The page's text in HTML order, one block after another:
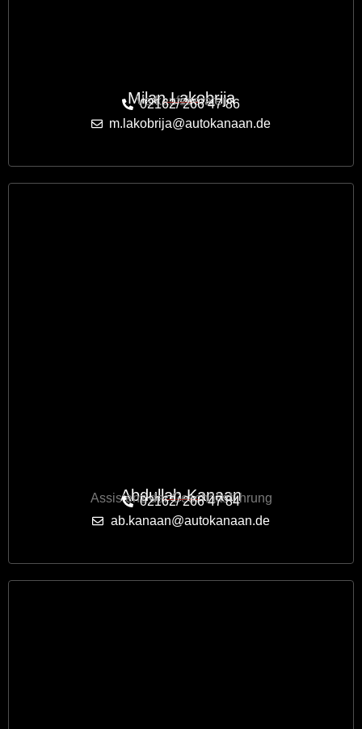
Milan Lakobrija
Verkaufsberater
02162/ 266 47 86
m.lakobrija@autokanaan.de
Abdullah Kanaan
Assistenz der Geschäftsführung
02162/ 266 47 84
ab.kanaan@autokanaan.de